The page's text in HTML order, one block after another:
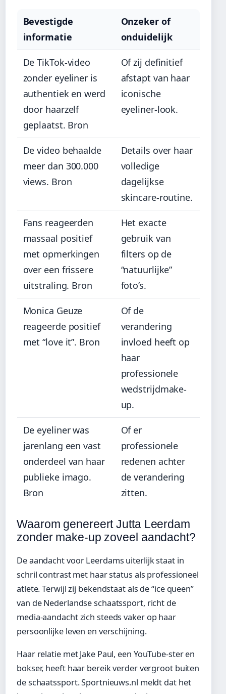
Bevestigde
informatie
Onzeker of
onduidelijk
De TikTok-video
zonder eyeliner is
authentiek en werd
door haarzelf
geplaatst. Bron
Of zij definitief
afstapt van haar
iconische
eyeliner-look.
De video behaalde
meer dan 300.000
views. Bron
Details over haar
volledige
dagelijkse
skincare-routine.
Fans reageerden
massaal positief
met opmerkingen
over een frissere
uitstraling. Bron
Het exacte
gebruik van
filters op de
“natuurlijke”
foto’s.
Monica Geuze
reageerde positief
met “love it”. Bron
Of de
verandering
invloed heeft op
haar
professionele
wedstrijdmake-
up.
De eyeliner was
jarenlang een vast
onderdeel van haar
publieke imago.
Bron
Of er
professionele
redenen achter
de verandering
zitten.
Waarom genereert Jutta Leerdam
zonder make-up zoveel aandacht?
De aandacht voor Leerdams uiterlijk staat in
schril contrast met haar status als professioneel
atlete. Terwijl zij bekendstaat als de “ice queen”
van de Nederlandse schaatssport, richt de
media-aandacht zich steeds vaker op haar
persoonlijke leven en verschijning.
Haar relatie met Jake Paul, een YouTube-ster en
bokser, heeft haar bereik verder vergroot buiten
de schaatssport. Sportnieuws.nl meldt dat het